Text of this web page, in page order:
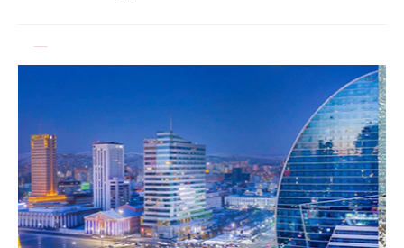
Замын хөдөлгөөнд оролцохдоо улсын бүртгэлийн
дугаараа стандартын дагуу бүрэн бүтэн
байлгахыг зөвлөлөө